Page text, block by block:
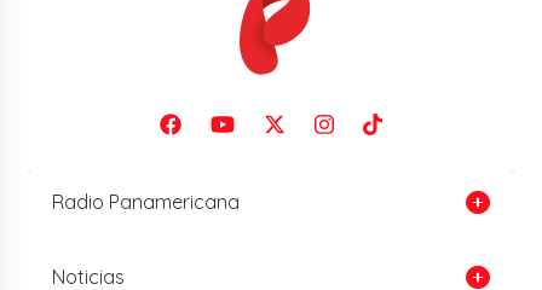
Radio Panamericana
Noticias